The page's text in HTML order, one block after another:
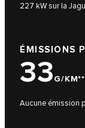
227 kW sur la
ÉMISSIONS
33G/KM**
Aucune émission